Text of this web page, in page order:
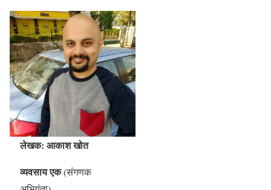
लेखक: आकाश खोत
व्यवसाय एक(संगणक